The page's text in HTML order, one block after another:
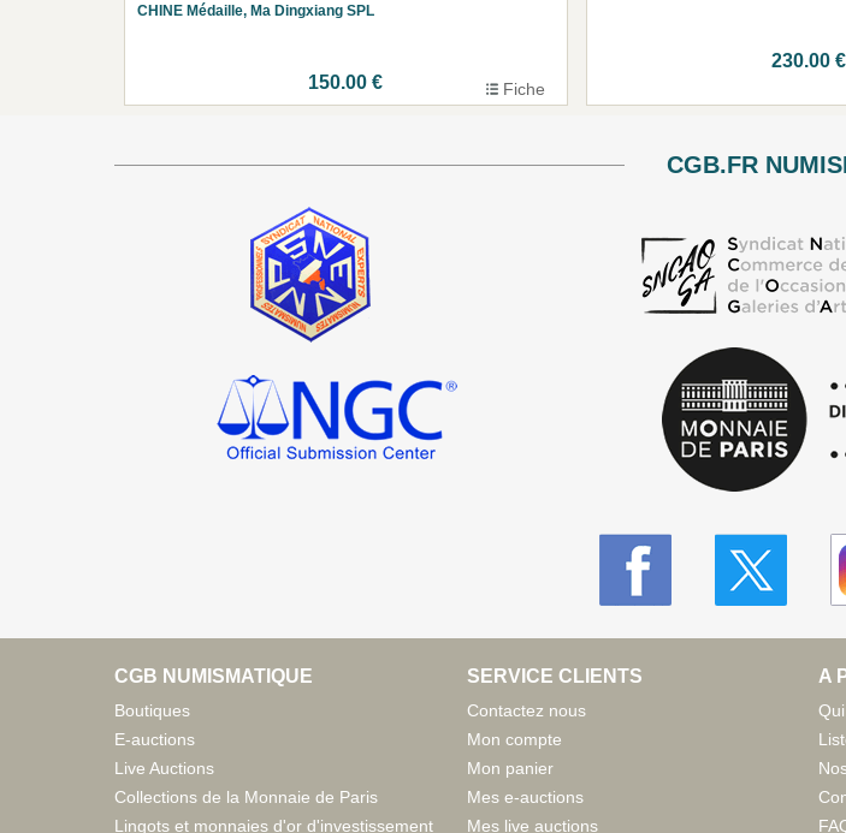
CHINE Médaille, Ma Dingxiang SPL
150.00 € Fiche
230.00 €
CGB.FR
CGB NUMISMATIQUE
Boutiques
E-auctions
Live Auctions
Collections de la Monnaie de Paris
Lingots et monnaies d'or d'investissement
SERVICE CLIENTS
Contactez nous
Mon compte
Mon panier
Mes e-auctions
Mes live auctions
A